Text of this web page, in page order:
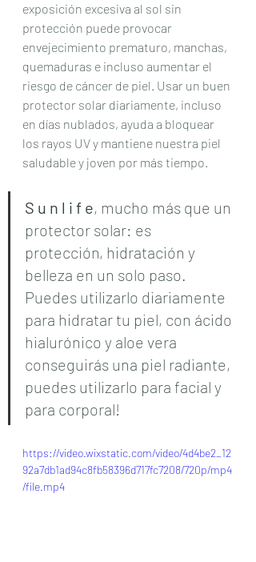
exposición excesiva al sol sin
protección puede provocar
envejecimiento prematuro, manchas,
quemaduras e incluso aumentar el
riesgo de cáncer de piel. Usar un buen
protector solar diariamente, incluso
en días nublados, ayuda a bloquear
los rayos UV y mantiene nuestra piel
saludable y joven por más tiempo.
S u n l i f e, mucho más que un
protector solar: es
protección, hidratación y
belleza en un solo paso.
Puedes utilizarlo diariamente
para hidratar tu piel, con ácido
hialurónico y aloe vera
conseguirás una piel radiante,
puedes utilizarlo para facial y
para corporal!
https://video.wixstatic.com/video/4d4be2_12
92a7db1ad94c8fb58396d717fc7208/720p/mp4
/file.mp4